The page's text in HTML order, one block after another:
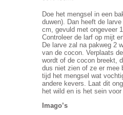
Doe het mengsel in een
duwen). Dan heeft de
cm, gevuld met ongeveer
Controleer de larf op mijt
De larve zal na pakweg 2
van de cocon. Verplaats
wordt of de cocon breekt,
dus niet zien of ze er mee
tijd het mengsel wat
andere kevers. Laat dit
het wild en is het sein
Imago’s